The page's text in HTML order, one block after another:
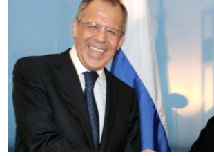
MULTIMEDIA
FOTOQALEREYA
RADIO ARXIV
AZƏRBAYCAN ƏDƏBIYYATI KITABXANASI
İSLAM VƏ DEMOKRATIYA
İZ - MƏDƏNIYYƏT PROQRAMI
HAQQIMIZDA
PEŞƏ ETIKASI VƏ JURNALISTIKA
MATERIALLARIMIZDAN ISTIFADƏ
BIZI IZLƏ